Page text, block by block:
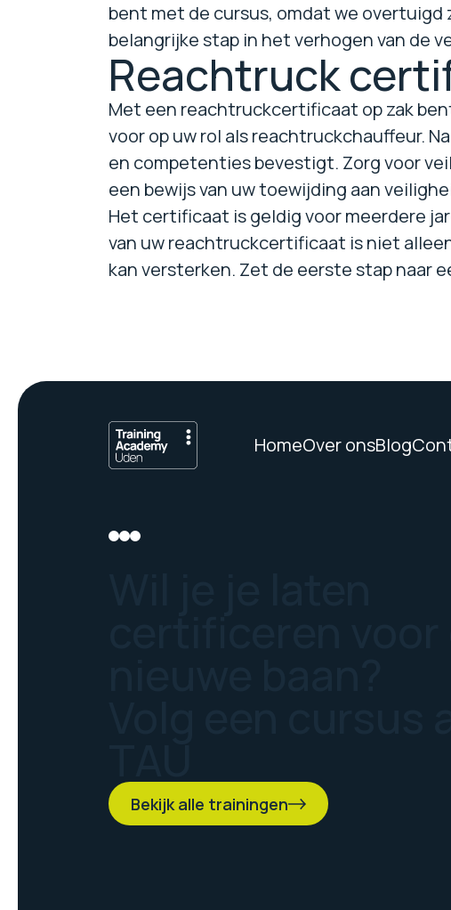
bent met de cursus, omdat we overtuigd
belangrijke stap in het verhogen van de
Reachtruck
Met een reachtruckcertificaat op zak
voor op uw rol als reachtruckchauffeur.
en competenties bevestigt. Zorg voor
een bewijs van uw toewijding aan
Het certificaat is geldig voor meerdere
van uw reachtruckcertificaat is niet
kan versterken. Zet de eerste stap naar
HomeOver onsBlog
Bekijk alle trainingen